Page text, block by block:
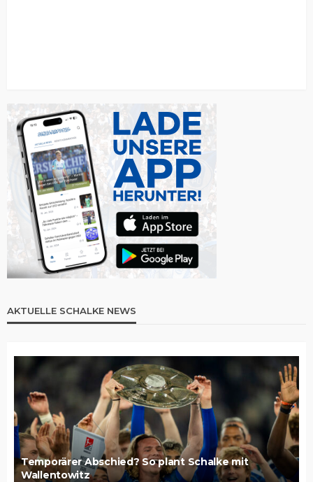
AKTUELLE SCHALKE NEWS
Temporärer Abschied? So plant Schalke mit
Wallentowitz